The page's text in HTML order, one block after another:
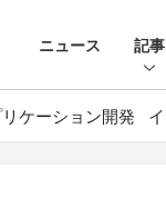
ニュース 記事
ケーション開発